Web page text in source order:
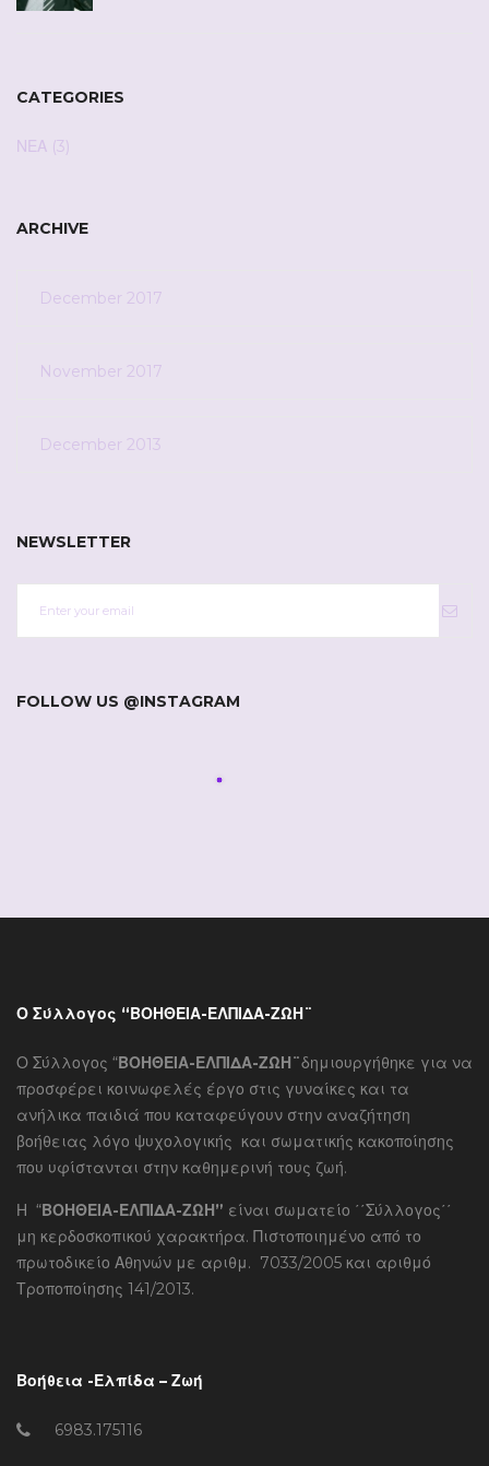
CATEGORIES
ΝΕΑ (3)
ARCHIVE
December 2017
November 2017
December 2013
NEWSLETTER
FOLLOW US @INSTAGRAM
Ο Σύλλογος “ΒΟΗΘΕΙΑ-ΕΛΠΙΔΑ-ΖΩΗ¨
Ο Σύλλογος “ΒΟΗΘΕΙΑ-ΕΛΠΙΔΑ-ΖΩΗ¨δημιουργήθηκε για να
προσφέρει κοινωφελές έργο στις γυναίκες και τα
ανήλικα παιδιά που καταφεύγουν στην αναζήτηση
βοήθειας λόγο ψυχολογικής και σωματικής κακοποίησης
που υφίστανται στην καθημερινή τους ζωή.
Η “ΒΟΗΘΕΙΑ-ΕΛΠΙΔΑ-ΖΩΗ” είναι σωματείο ΄΄Σύλλογος΄΄
μη κερδοσκοπικού χαρακτήρα. Πιστοποιημένο από το
πρωτοδικείο Αθηνών με αριθμ. 7033/2005 και αριθμό
Τροποποίησης 141/2013.
Βοήθεια -Ελπίδα – Ζωή
6983.175116